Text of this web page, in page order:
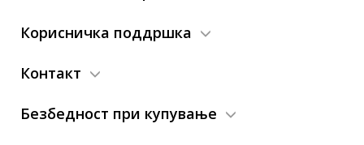
Корисничка поддршка
Контакт
Безбедност при купување